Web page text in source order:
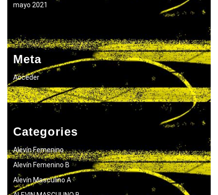
mayo 2021
Meta
Acceder
Categories
Alevín Femenino
Alevín Femenino B
Alevín Masculino A